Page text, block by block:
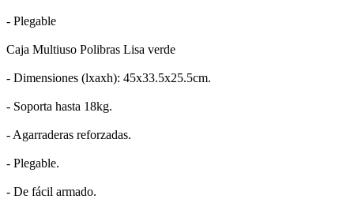
- Plegable
Caja Multiuso Polibras Lisa verde
- Dimensiones (lxaxh): 45x33.5x25.5cm.
- Soporta hasta 18kg.
- Agarraderas reforzadas.
- Plegable.
- De fácil armado.